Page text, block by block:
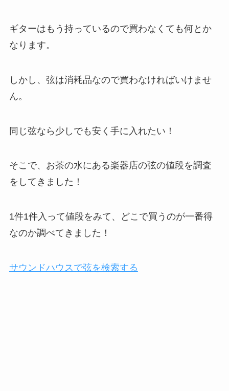
ギターはもう持っているので買わなくても何とか
なります。
しかし、弦は消耗品なので買わなければいけませ
ん。
同じ弦なら少しでも安く手に入れたい！
そこで、お茶の水にある楽器店の弦の値段を調査
をしてきました！
1件1件入って値段をみて、どこで買うのが一番得
なのか調べてきました！
サウンドハウスで弦を検索する